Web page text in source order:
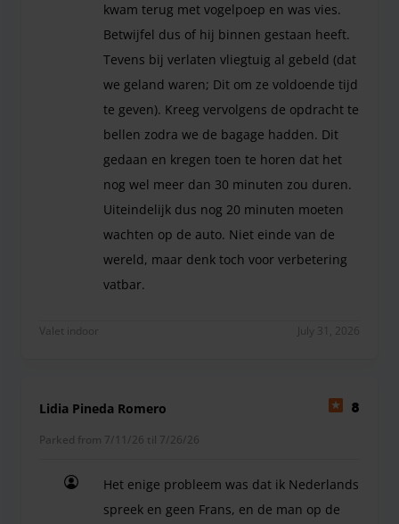
kwam terug met vogelpoep en was vies.
Betwijfel dus of hij binnen gestaan heeft.
Tevens bij verlaten vliegtuig al gebeld (dat
we geland waren; Dit om ze voldoende tijd
te geven). Kreeg vervolgens de opdracht te
bellen zodra we de bagage hadden. Dit
gedaan en kregen toen te horen dat het
nog wel meer dan 30 minuten zou duren.
Uiteindelijk dus nog 20 minuten moeten
wachten op de auto. Niet einde van de
wereld, maar denk toch voor verbetering
vatbar.
Valet indoor July 31, 2026
Lidia Pineda Romero 8
Parked from 7/11/26 til 7/26/26
Het enige probleem was dat ik Nederlands
spreek en geen Frans, en de man op de